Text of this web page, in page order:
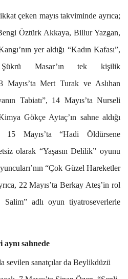
çeken mayıs takviminde ayrıca;
Öztürk Akkaya, Billur Yazgan,
yer aldığı “Kadın Kafası”,
Masar’ın tek kişilik
Mayıs’ta Mert Turak ve Aslıhan
Tabiatı”, 14 Mayıs’ta Nurseli
Gökçe Aytaç’ın sahne aldığı
15 Mayıs’ta “Hadi Öldürsene
olarak “Yaşasın Delilik” oyunu
“Çok Güzel Hareketler
22 Mayıs’ta Berkay Ateş’in rol
adlı oyun tiyatroseverlerle
sahnede
sevilen sanatçılar da Beylikdüzü